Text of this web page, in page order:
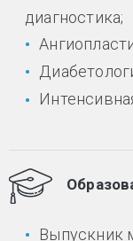
диагностика;
Выпускник